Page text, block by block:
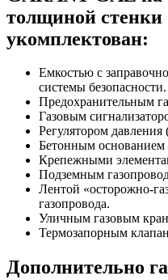
толщиной стенки
укомплектован:
Емкостью с
системы безопасности.
Предохранительным
Газовым
Регулятором давления
Бетонным основанием
Крепежными
Подземным
Лентой «осторожно-
газопровода.
Уличным газовым
Термозапорным
Дополнительно